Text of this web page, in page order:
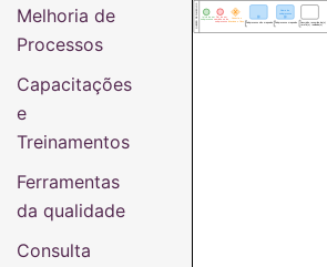
QUADRO DE SIMBOLOS Início de um
subprocessocaminho ou do
subprocesso
Conecta e
direciona o fluxo
Nome do
subprocesso
Subprocesso não mapeado Subprocesso mapeado Descrição resumida da(s)
tarefa(s) realizada(s)
Melhoria de
Processos
Capacitações
e
Treinamentos
Ferramentas
da qualidade
Consulta